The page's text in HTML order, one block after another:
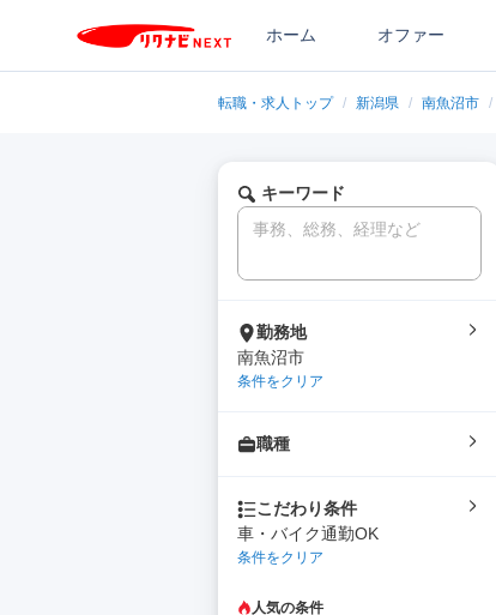
ホーム オファー
転職・求人トップ / 新潟県 / 南魚沼市 /
キーワード
勤務地
南魚沼市
条件をクリア
職種
こだわり条件
車・バイク通勤OK
条件をクリア
人気の条件